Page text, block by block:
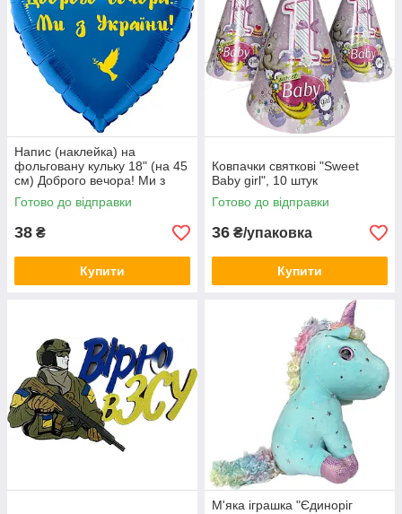
Напис (наклейка) на
фольговану кульку 18" (на 45
см) Доброго вечора! Ми з
України! (будь-який колір)
Готово до відправки
38 ₴
Купити
Ковпачки святкові "Sweet
Baby girl", 10 штук
Готово до відправки
36 ₴/упаковка
Купити
М'яка іграшка "Єдиноріг